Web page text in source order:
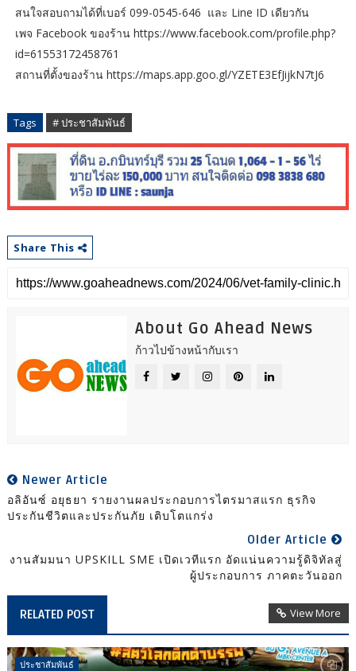
สนใจสอบถามได้ที่เบอร์ 099-0545-646 และ Line ID เดียวกัน
เพจ Facebook ของร้าน https://www.facebook.com/profile.php?
id=61553172458761
สถานที่ตั้งของร้าน https://maps.app.goo.gl/YZETE3EfJijkN7tJ6
Tags # ประชาสัมพันธ์
Share This
About Go Ahead News
ก้าวไปข้างหน้ากับเรา
Newer Article
อลิอันซ์ อยุธยา รายงานผลประกอบการไตรมาสแรก ธุรกิจ
ประกันชีวิตและประกันภัย เติบโตแกร่ง
Older Article
งานสัมมนา UPSKILL SME เปิดเวทีแรก อัดแน่นความรู้ดิจิทัลสู่
ผู้ประกอบการ ภาคตะวันออก
RELATED POST View More
ประชาสัมพันธ์